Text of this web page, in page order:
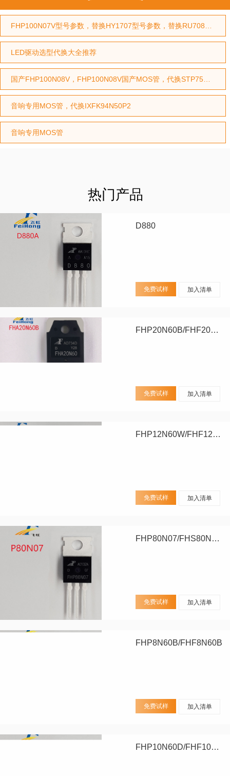
LED驱动选型代换大全推荐
音响专用MOS管，代换IXFK94N50P2
音响专用MOS管
热门产品
D880
免费试样 加入清单
FHP20N60B/FHF20N60B/FHA20N60B
免费试样 加入清单
FHP12N60W/FHF12N60W
免费试样 加入清单
FHP80N07/FHS80N07/FHD80N07
免费试样 加入清单
FHP8N60B/FHF8N60B
免费试样 加入清单
FHP10N60D/FHF10N60D